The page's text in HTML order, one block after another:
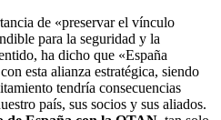
de «preservar el vínculo
para la seguridad y la
ha dicho que «España
esta alianza estratégica, siendo
tendría consecuencias
país, sus socios y sus aliados.